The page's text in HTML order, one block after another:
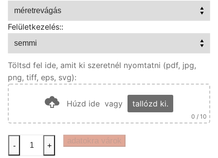
Felületkezelés::
Töltsd fel ide, amit ki szeretnél nyomtatni (pdf, jpg,
png, tiff, eps, svg):
Húzd ide vagy tallózd ki.
0 / 10
vinyl
- + adatokra várok